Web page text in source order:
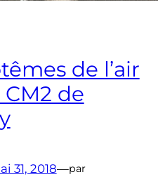
de l’air
de
31, 2018—par